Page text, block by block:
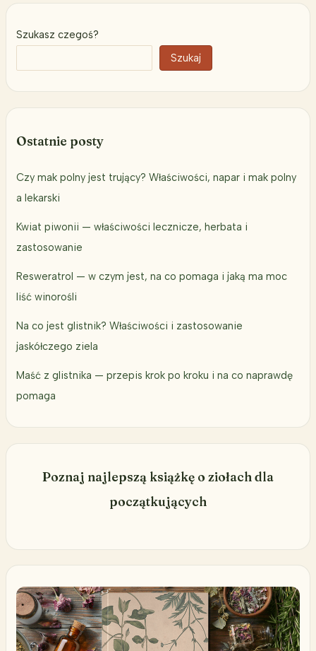
Szukasz czegoś?
Szukaj
Ostatnie posty
Czy mak polny jest trujący? Właściwości, napar i mak polny
a lekarski
Kwiat piwonii — właściwości lecznicze, herbata i
zastosowanie
Resweratrol — w czym jest, na co pomaga i jaką ma moc
liść winorośli
Na co jest glistnik? Właściwości i zastosowanie
jaskółczego ziela
Maść z glistnika — przepis krok po kroku i na co naprawdę
pomaga
Poznaj najlepszą książkę o ziołach dla
początkujących